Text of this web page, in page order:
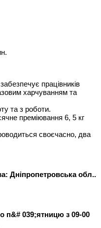
працівників
харчуванням та
та з роботи.
преміювання 6, 5 кг
своєчасно, два
Дніпропетровська обл..
п&# 039;ятницю з 09-00